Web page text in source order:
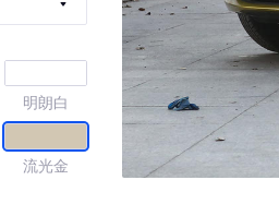
明朗白
流光金